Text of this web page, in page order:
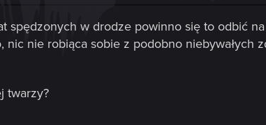
spędzonych w drodze powinno się to odbić
nic nie robiąca sobie z podobno niebywałych
twarzy?